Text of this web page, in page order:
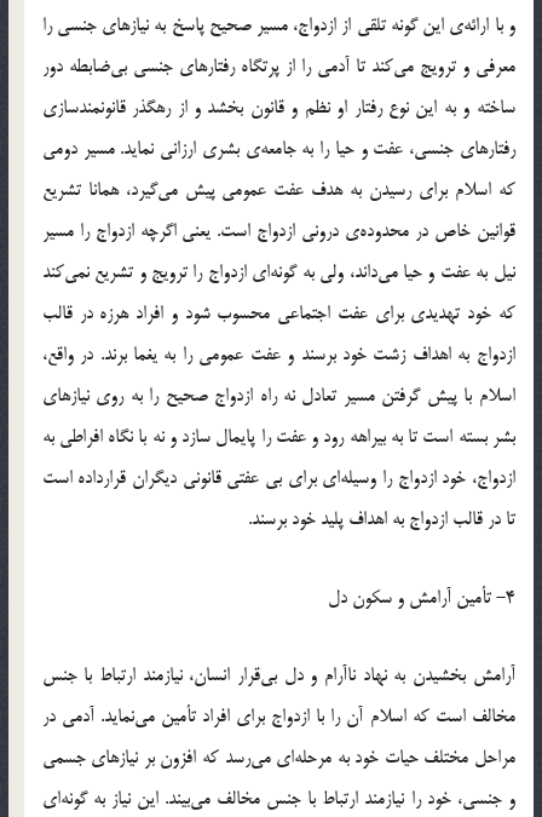
و با ارائه‌ي اين گونه تلقي از ازدواج، مسير صحيح پاسخ به نيازهاي جنسي را
معرفي و ترويج مي‌كند تا آدمي را از پرتگاه رفتارهاي جنسي بي‌ضابطه دور
ساخته و به اين نوع رفتار او نظم و قانون بخشد و از رهگذر قانونمندسازي
رفتارهاي جنسي، عفت و حيا را به جامعه‌ي بشري ارزاني نمايد. مسير دومي
كه اسلام براي رسيدن به هدف عفت عمومي پيش مي‌گيرد، همانا تشريع
قوانين خاص در محدوده‌ي دروني ازدواج است. يعني اگرچه ازدواج را مسير
نيل به عفت و حيا مي‌داند، ولي به گونه‌اي ازدواج را ترويج و تشريع نمي‌كند
كه خود تهديدي براي عفت اجتماعي محسوب شود و افراد هرزه در قالب
ازدواج به اهداف زشت خود برسند و عفت عمومي را به يغما برند. در واقع،
اسلام با پيش گرفتن مسير تعادل نه راه ازدواج صحيح را به روي نيازهاي
بشر بسته است تا به بيراهه رود و عفت را پايمال سازد و نه با نگاه افراطي به
ازدواج، خود ازدواج را وسيله‌اي براي بي عفتي قانوني ديگران قرارداده است
تا در قالب ازدواج به اهداف پليد خود برسند.
4- تأمين آرامش و سكون دل
آرامش بخشيدن به نهاد ناآرام و دل بي‌قرار انسان، نيازمند ارتباط با جنس
مخالف است كه اسلام آن را با ازدواج براي افراد تأمين مي‌نمايد. آدمي در
مراحل مختلف حيات خود به مرحله‌اي مي‌رسد كه افزون بر نيازهاي جسمي
و جنسي، خود را نيازمند ارتباط با جنس مخالف مي‌بيند. اين نياز به گونه‌اي